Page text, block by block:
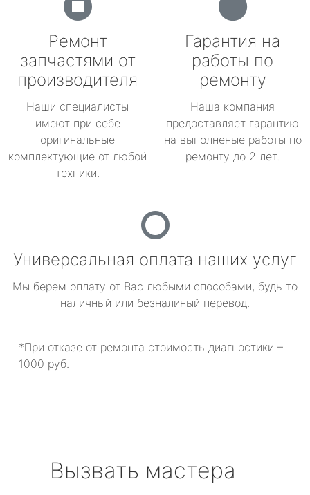
Ремонт
запчастями от
производителя
Наши специалисты
имеют при себе
оригинальные
комплектующие от любой
техники.
Гарантия на
работы по
ремонту
Наша компания
предоставляет гарантию
на выполненые работы по
ремонту до 2 лет.
Универсальная оплата наших услуг
Мы берем оплату от Вас любыми способами, будь то
наличный или безналиный перевод.
*При отказе от ремонта стоимость диагностики –
1000 руб.
Вызвать мастера